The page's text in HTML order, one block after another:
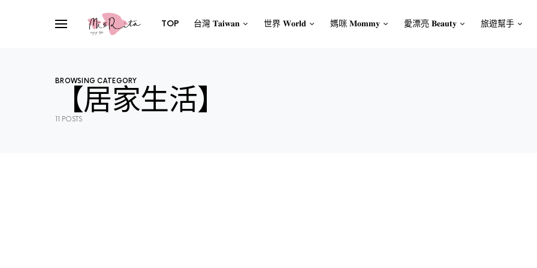
TOP 台灣 𝐓𝐚𝐢𝐰𝐚𝐧 世界 𝐖𝐨𝐫𝐥𝐝 媽咪 𝐌𝐨𝐦𝐦𝐲 愛漂亮 𝐁𝐞𝐚𝐮𝐭𝐲 旅遊幫手
BROWSING CATEGORY
【居家生活】
11 POSTS